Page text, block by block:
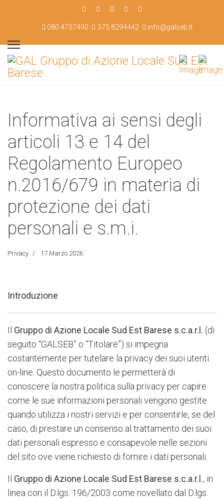
080 4737490 375 8294442 info@galseb.it
Informativa ai sensi degli
articoli 13 e 14 del
Regolamento Europeo
n.2016/679 in materia di
protezione dei dati
personali e s.m.i.
Privacy 17 Marzo 2026
Introduzione
Il Gruppo di Azione Locale Sud Est Barese s.c.a.r.l. (di
seguito “GALSEB” o “Titolare”) si impegna
costantemente per tutelare la privacy dei suoi utenti
on-line. Questo documento le permetterà di
conoscere la nostra politica sulla privacy per capire
come le sue informazioni personali vengono gestite
quando utilizza i nostri servizi e per consentirle, se del
caso, di prestare un consenso al trattamento dei suoi
dati personali espresso e consapevole nelle sezioni
del sito ove viene richiesto di fornire i dati personali.
Il Gruppo di Azione Locale Sud Est Barese s.c.a.r.l., in
linea con il D.lgs. 196/2003 come novellato dal D.lgs.